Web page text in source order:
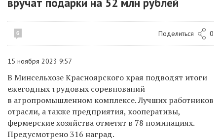
6 Поделиться 0
15 ноября 2023 9:57
В Минсельхозе Красноярского края подводят итоги
ежегодных трудовых соревнований
в агропромышленном комплексе. Лучших работников
отрасли, а также предприятия, кооперативы,
фермерские хозяйства отметят в 78 номинациях.
Предусмотрено 316 наград.